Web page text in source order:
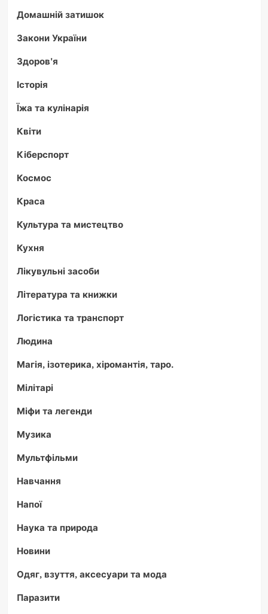
Домашній затишок
Закони України
Здоров'я
Історія
Їжа та кулінарія
Квіти
Кіберспорт
Космос
Краса
Культура та мистецтво
Кухня
Лікувульні засоби
Література та книжки
Логістика та транспорт
Людина
Магія, ізотерика, хіромантія, таро.
Мілітарі
Міфи та легенди
Музика
Мультфільми
Навчання
Напої
Наука та природа
Новини
Одяг, взуття, аксесуари та мода
Паразити